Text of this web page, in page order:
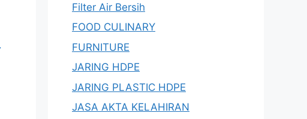
Filter Air Bersih
FOOD CULINARY
FURNITURE
JARING HDPE
JARING PLASTIC HDPE
JASA AKTA KELAHIRAN